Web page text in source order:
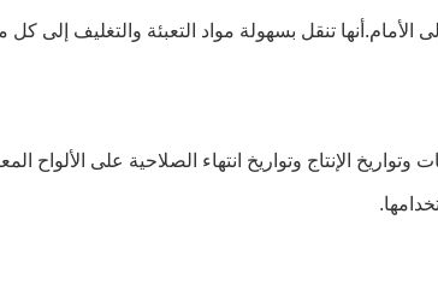
الأمام.أنها تنقل بسهولة مواد التعبئة والتغليف
الإنتاج وتواريخ انتهاء الصلاحية على